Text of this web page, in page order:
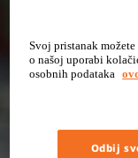
Svoj pristanak
o našoj uporabi
osobnih podataka
Odbij